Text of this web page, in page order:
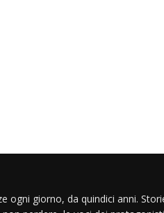
ogni giorno, da quindici anni.